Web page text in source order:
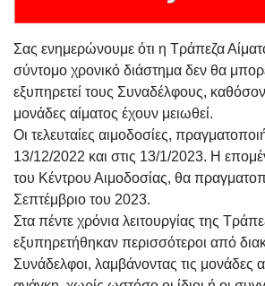
Σας ενημερώνουμε ότι η Τράπεζα
σύντομο χρονικό διάστημα δεν θα
εξυπηρετεί τους Συναδέλφους, καθόσον
μονάδες αίματος έχουν μειωθεί.
Οι τελευταίες αιμοδοσίες,
13/12/2022 και στις 13/1/2023. Η
του Κέντρου Αιμοδοσίας, θα
Σεπτέμβριο του 2023.
Στα πέντε χρόνια λειτουργίας της
εξυπηρετήθηκαν περισσότεροι από
Συνάδελφοι, λαμβάνοντας τις μονάδες